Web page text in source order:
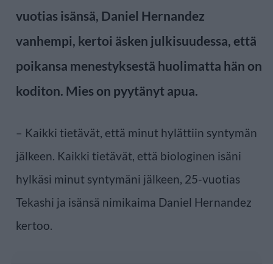
vuotias isänsä, Daniel Hernandez
vanhempi, kertoi äsken julkisuudessa, että
poikansa menestyksestä huolimatta hän on
koditon. Mies on pyytänyt apua.
– Kaikki tietävät, että minut hylättiin syntymän
jälkeen. Kaikki tietävät, että biologinen isäni
hylkäsi minut syntymäni jälkeen, 25-vuotias
Tekashi ja isänsä nimikaima Daniel Hernandez
kertoo.